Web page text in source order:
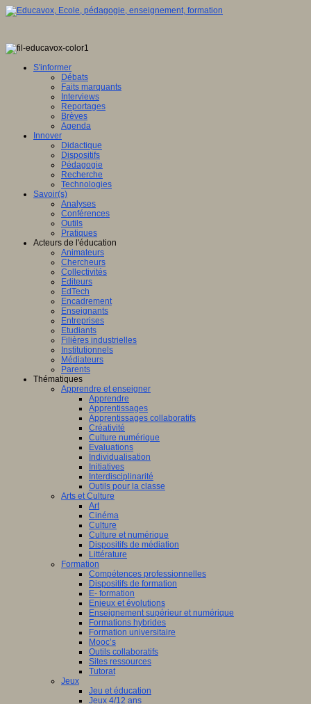
S'informer
Débats
Faits marquants
Interviews
Reportages
Brèves
Agenda
Innover
Didactique
Dispositifs
Pédagogie
Recherche
Technologies
Savoir(s)
Analyses
Conférences
Outils
Pratiques
Acteurs de l'éducation
Animateurs
Chercheurs
Collectivités
Editeurs
EdTech
Encadrement
Enseignants
Entreprises
Etudiants
Filières industrielles
Institutionnels
Médiateurs
Parents
Thématiques
Apprendre et enseigner
Apprendre
Apprentissages
Apprentissages collaboratifs
Créativité
Culture numérique
Evaluations
Individualisation
Initiatives
Interdisciplinarité
Outils pour la classe
Arts et Culture
Art
Cinéma
Culture
Culture et numérique
Dispositifs de médiation
Littérature
Formation
Compétences professionnelles
Dispositifs de formation
E- formation
Enjeux et évolutions
Enseignement supérieur et numérique
Formations hybrides
Formation universitaire
Mooc’s
Outils collaboratifs
Sites ressources
Tutorat
Jeux
Jeu et éducation
Jeux 4/12 ans